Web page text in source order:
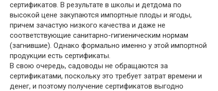
сертификатов. В результате в школы и детдома по
высокой цене закупаются импортные плоды и ягоды,
причем зачастую низкого качества и даже не
соответствующие санитарно-гигиеническим нормам
(загнившие). Однако формально именно у этой импортной
продукции есть сертификаты.
В свою очередь, садоводы не обращаются за
сертификатами, поскольку это требует затрат времени и
денег, и поэтому получение сертификатов выгодно